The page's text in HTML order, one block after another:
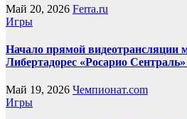
Май 20, 2026 Ferra.ru
Игры
Начало прямой видеотрансляции
Либертадорес «Росарио
Май 19, 2026 Чемпионат.com
Игры